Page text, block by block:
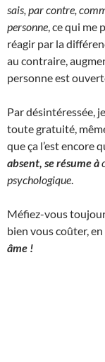
sais, par contre,
personne , ce qui me
réagir par la
au contraire,
personne est
Par désintéressée,
toute gratuité,
que ça l’est encore
absent, se résume à
psychologique
Méfiez-vous
bien vous coûter,
âme !